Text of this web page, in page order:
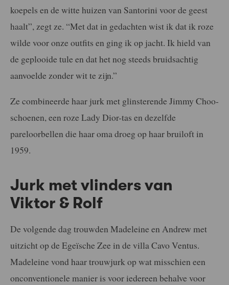
koepels en de witte huizen van Santorini voor de geest
haalt”, zegt ze. “Met dat in gedachten wist ik dat ik roze
wilde voor onze outfits en ging ik op jacht. Ik hield van
de geplooide tule en dat het nog steeds bruidsachtig
aanvoelde zonder wit te zijn.”
Ze combineerde haar jurk met glinsterende Jimmy Choo-
schoenen, een roze Lady Dior-tas en dezelfde
pareloorbellen die haar oma droeg op haar bruiloft in
1959.
Jurk met vlinders van
Viktor & Rolf
De volgende dag trouwden Madeleine en Andrew met
uitzicht op de Egeïsche Zee in de villa Cavo Ventus.
Madeleine vond haar trouwjurk op wat misschien een
onconventionele manier is voor iedereen behalve voor